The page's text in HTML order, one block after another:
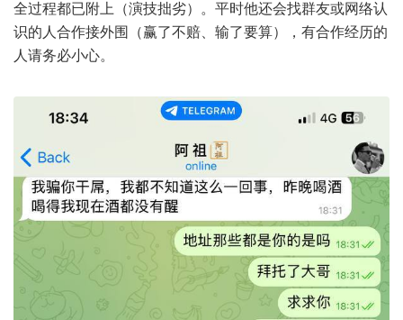
全过程都已附上（演技拙劣）。平时他还会找群友或网络认
识的人合作接外围（赢了不赔、输了要算），有合作经历的
人请务必小心。